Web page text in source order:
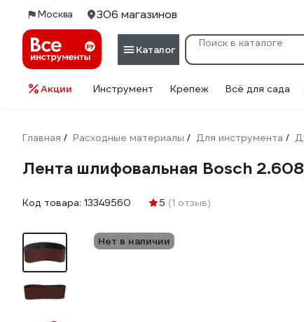
Москва 306 магазинов
Каталог
Акции Инструмент Крепеж Всё для сада
Главная / Расходные материалы / Для инструмента /
Лента шлифовальная Bosch
Код товара: 13349560 5 (1 отзыв)
Нет в наличии